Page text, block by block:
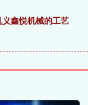
鑫悦机械的工艺